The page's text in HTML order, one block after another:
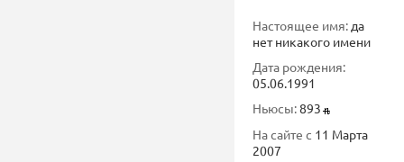
Настоящее имя: да
нет никакого имени
Дата рождения:
05.06.1991
Ньюсы:893
На сайте с 11 Марта
2007